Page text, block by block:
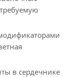
в сердечнике